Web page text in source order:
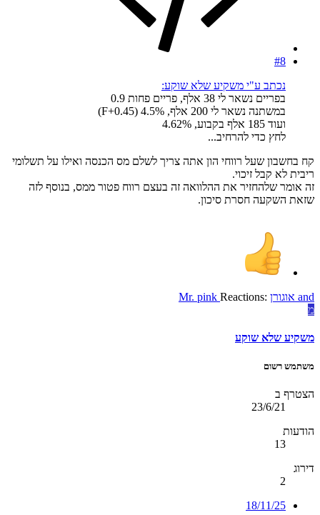
#8
נכתב ע"י משקיע שלא שוקע:
בפריים נשאר לי 38 אלף, פריים פחות 0.9
במשתנה נשאר לי 200 אלף, F+0.45) 4.5%)
ועוד 185 אלף בקבוע, 4.62%
לחץ כדי להרחיב...
קח בחשבון שעל רווחי הון אתה צריך לשלם מס הכנסה ואילו על תשלומי
ריבית לא קבל זיכוי.
זה אומר שלהחזיר את ההלוואה זה בעצם רווח פטור ממס, בנוסף לזה
שזאת השקעה חסרת סיכון.
Reactions: אוגורן and
Mr. pink
מ
משקיע שלא שוקע
משתמש רשום
הצטרף ב
23/6/21
הודעות
13
דירוג
2
18/11/25